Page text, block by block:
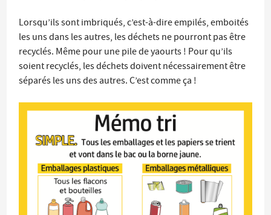
Lorsqu’ils sont imbriqués, c’est-à-dire empilés, emboités
les uns dans les autres, les déchets ne pourront pas être
recyclés. Même pour une pile de yaourts ! Pour qu’ils
soient recyclés, les déchets doivent nécessairement être
séparés les uns des autres. C’est comme ça !